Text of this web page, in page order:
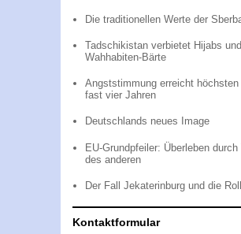
Die traditionellen Werte der
Tadschikistan verbietet Hijabs und
Wahhabiten-Bärte
Angststimmung erreicht
fast vier Jahren
Deutschlands neues Image
EU-Grundpfeiler: Überleben
des anderen
Der Fall Jekaterinburg und die
Kontaktformular